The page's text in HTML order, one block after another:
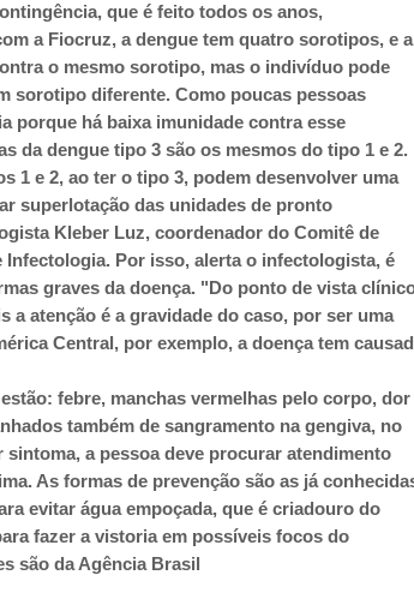
que é feito todos os anos,
a Fiocruz, a dengue tem quatro sorotipos, e a
o mesmo sorotipo, mas o indivíduo pode
sorotipo diferente. Como poucas pessoas
porque há baixa imunidade contra esse
da dengue tipo 3 são os mesmos do tipo 1 e 2.
1 e 2, ao ter o tipo 3, podem desenvolver uma
superlotação das unidades de pronto
Kleber Luz, coordenador do Comitê de
Por isso, alerta o infectologista, é
graves da doença. "Do ponto de vista
a atenção é a gravidade do caso, por ser uma
Central, por exemplo, a doença tem
febre, manchas vermelhas pelo corpo, dor
também de sangramento na gengiva, no
a pessoa deve procurar atendimento
As formas de prevenção são as já
evitar água empoçada, que é criadouro do
fazer a vistoria em possíveis focos do
são da Agência Brasil